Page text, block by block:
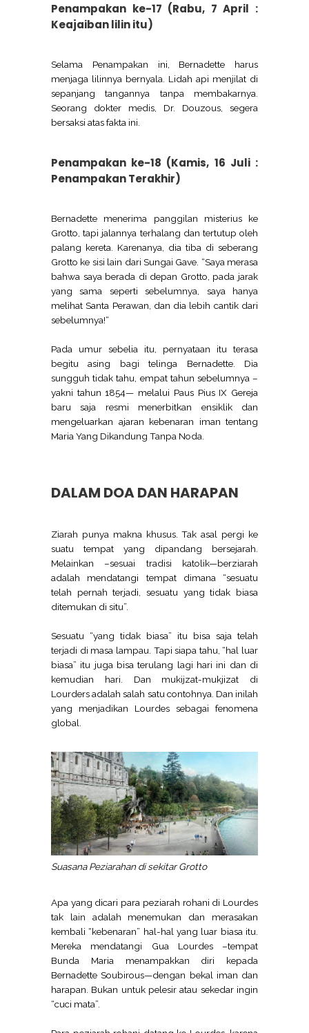
Penampakan ke-17 (Rabu, 7 April :
Keajaiban lilin itu)
Selama Penampakan ini, Bernadette harus
menjaga lilinnya bernyala. Lidah api menjilat di
sepanjang tangannya tanpa membakarnya.
Seorang dokter medis, Dr. Douzous, segera
bersaksi atas fakta ini.
Penampakan ke-18 (Kamis, 16 Juli :
Penampakan Terakhir)
Bernadette menerima panggilan misterius ke
Grotto, tapi jalannya terhalang dan tertutup oleh
palang kereta. Karenanya, dia tiba di seberang
Grotto ke sisi lain dari Sungai Gave. “Saya merasa
bahwa saya berada di depan Grotto, pada jarak
yang sama seperti sebelumnya, saya hanya
melihat Santa Perawan, dan dia lebih cantik dari
sebelumnya!“
Pada umur sebelia itu, pernyataan itu terasa
begitu asing bagi telinga Bernadette. Dia
sungguh tidak tahu, empat tahun sebelumnya –
yakni tahun 1854— melalui Paus Pius IX Gereja
baru saja resmi menerbitkan ensiklik dan
mengeluarkan ajaran kebenaran iman tentang
Maria Yang Dikandung Tanpa Noda.
DALAM DOA DAN HARAPAN
Ziarah punya makna khusus. Tak asal pergi ke
suatu tempat yang dipandang bersejarah.
Melainkan –sesuai tradisi katolik—berziarah
adalah mendatangi tempat dimana “sesuatu
telah pernah terjadi, sesuatu yang tidak biasa
ditemukan di situ”.
Sesuatu “yang tidak biasa” itu bisa saja telah
terjadi di masa lampau. Tapi siapa tahu, “hal luar
biasa” itu juga bisa terulang lagi hari ini dan di
kemudian hari. Dan mukijzat-mukjizat di
Lourders adalah salah satu contohnya. Dan inilah
yang menjadikan Lourdes sebagai fenomena
global.
Suasana Peziarahan di sekitar Grotto
Apa yang dicari para peziarah rohani di Lourdes
tak lain adalah menemukan dan merasakan
kembali “kebenaran” hal-hal yang luar biasa itu.
Mereka mendatangi Gua Lourdes –tempat
Bunda Maria menampakkan diri kepada
Bernadette Soubirous—dengan bekal iman dan
harapan. Bukan untuk pelesir atau sekedar ingin
“cuci mata”.